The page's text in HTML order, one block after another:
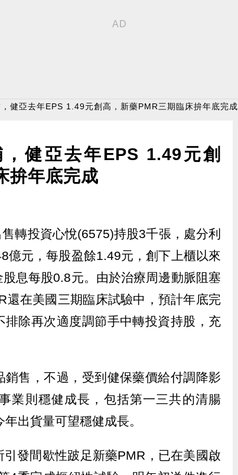
健亞去年EPS 1.49元創高，新藥PMR三期臨床拚年底完成
健亞去年EPS 1.49元創
拚年底完成
轉投資心悅(6575)持股3千張，處分利
億元，每股盈餘1.49元，創下上櫃以來
息每股0.8元。由於治療周邊動脈阻塞
還在美國三期臨床試驗中，預計年底完
除再次適度調節手中轉投資持股，充
售，不過，受到健保藥價給付調降影
業則穩健成長，包括第一三共的清腸
出貨量可望穩健成長。
發間歇性跛足新藥PMR，已在美國啟